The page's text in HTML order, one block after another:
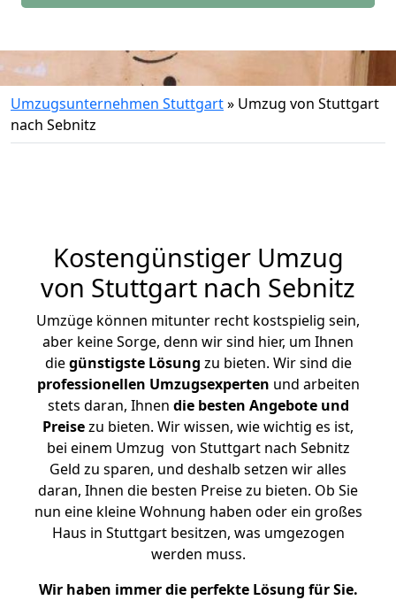
Umzugsunternehmen Stuttgart» Umzug von Stuttgart
nach Sebnitz
Kostengünstiger Umzug
von Stuttgart nach Sebnitz
Umzüge können mitunter recht kostspielig sein,
aber keine Sorge, denn wir sind hier, um Ihnen
diegünstigste Lösung zu bieten. Wir sind die
professionellen Umzugsexperten und arbeiten
stets daran, Ihnen die besten Angebote und
Preisezu bieten. Wir wissen, wie wichtig es ist,
bei einem Umzug von Stuttgart nach Sebnitz
Geld zu sparen, und deshalb setzen wir alles
daran, Ihnen die besten Preise zu bieten. Ob Sie
nun eine kleine Wohnung haben oder ein großes
Haus in Stuttgart besitzen, was umgezogen
werden muss.
Wir haben immer die perfekte Lösung für Sie.